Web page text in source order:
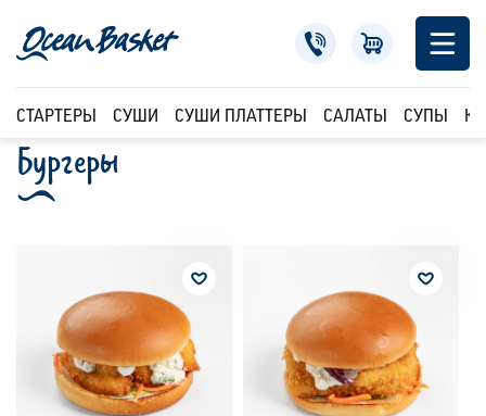
СТАРТЕРЫ СУШИ СУШИ ПЛАТТЕРЫ САЛАТЫ СУПЫ
Бургеры